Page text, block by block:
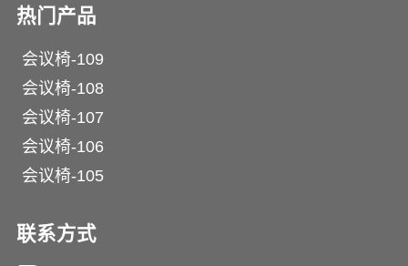
热门产品
会议椅-109
会议椅-108
会议椅-107
会议椅-106
会议椅-105
联系方式